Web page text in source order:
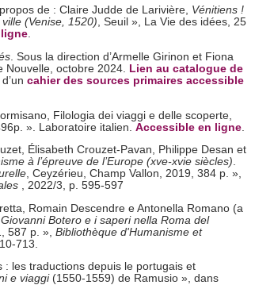
de : Claire Judde de Larivière, Vénitiens !
(Venise, 1520), Seuil », La Vie des idées, 25
.
. Sous la direction d’Armelle Girinon et Fiona
Nouvelle, octobre 2024. Lien au catalogue de
cahier des sources primaires accessible
Filologia dei viaggi e delle scoperte,
». Laboratoire italien. Accessible en ligne.
Élisabeth Crouzet-Pavan, Philippe Desan et
à l’épreuve de l’Europe (xve-xvie siècles).
, Ceyzérieu, Champ Vallon, 2019, 384 p. »,
, 2022/3, p. 595-597
Romain Descendre e Antonella Romano (a
Botero e i saperi nella Roma del
587 p. », Bibliothèque d'Humanisme et
713.
les traductions depuis le portugais et
e viaggi(1550-1559) de Ramusio », dans